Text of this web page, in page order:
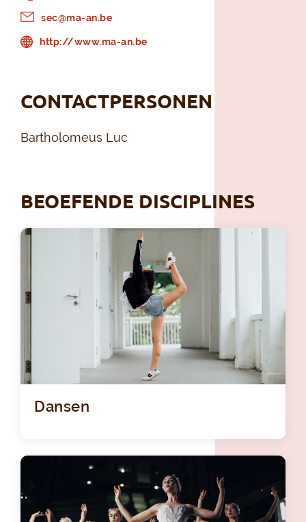
sec@ma-an.be
http://www.ma-an.be
CONTACTPERSONEN
Bartholomeus Luc
BEOEFENDE DISCIPLINES
Dansen